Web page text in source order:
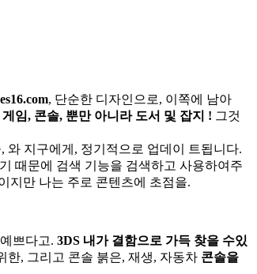
, 단순한 디자인으로, 이쪽에 남아
게임, 콘솔, 뿐만 아니라 도서 및 잡지 ! 그것
와 지구에게, 정기적으로 업데이 트됩니다.
때문에 검색 기능을 검색하고 사용하여주
지만 나는 주로 콘텐츠에 초점을.
쁘다고. 3DS 내가 결함으로 가득 찾을 수있
한, 그리고 콘솔 붉은, 재생, 자동차 콘솔을